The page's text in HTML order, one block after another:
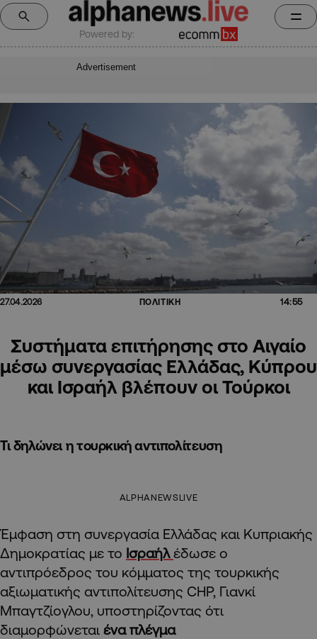
Powered by:
Advertisement
27.04.2026 ΠΟΛΙΤΙΚΗ 14:55
Συστήματα επιτήρησης στο Αιγαίο
μέσω συνεργασίας Ελλάδας, Κύπρου
και Ισραήλ βλέπουν οι Τούρκοι
Τι δηλώνει η τουρκική αντιπολίτευση
ALPHANEWSLIVE
Έμφαση στη συνεργασία Ελλάδας και Κυπριακής
Δημοκρατίας με το Ισραήλέδωσε ο
αντιπρόεδρος του κόμματος της τουρκικής
αξιωματικής αντιπολίτευσης CHP, Γιανκί
Μπαγτζίογλου, υποστηρίζοντας ότι
διαμορφώνεται ένα πλέγμα